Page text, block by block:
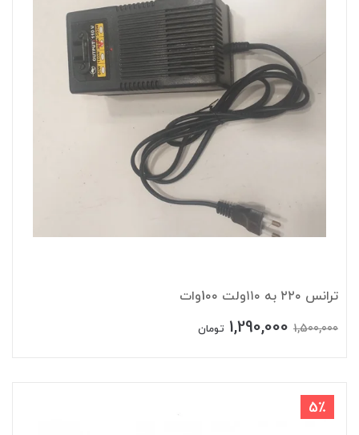
ترانس ۲۲۰ به ۱۱۰ولت 1۰۰وات
1,500,000
1,290,000 تومان
5٪